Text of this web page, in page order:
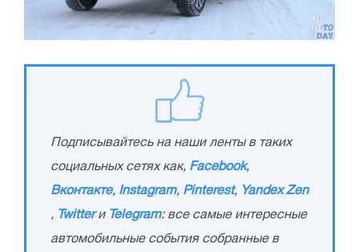
Подписывайтесь на наши ленты в таких
социальных сетях как, Facebook,
Вконтакте, Instagram, Pinterest, Yandex Zen
, Twitterи Telegram: все самые интересные
автомобильные события собранные в